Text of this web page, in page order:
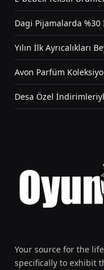
Dagi Pijamalarda
Yılın İlk Ayrıcalıkları
Avon Parfüm
Desa Özel
Your source for the
specifically to exhibit